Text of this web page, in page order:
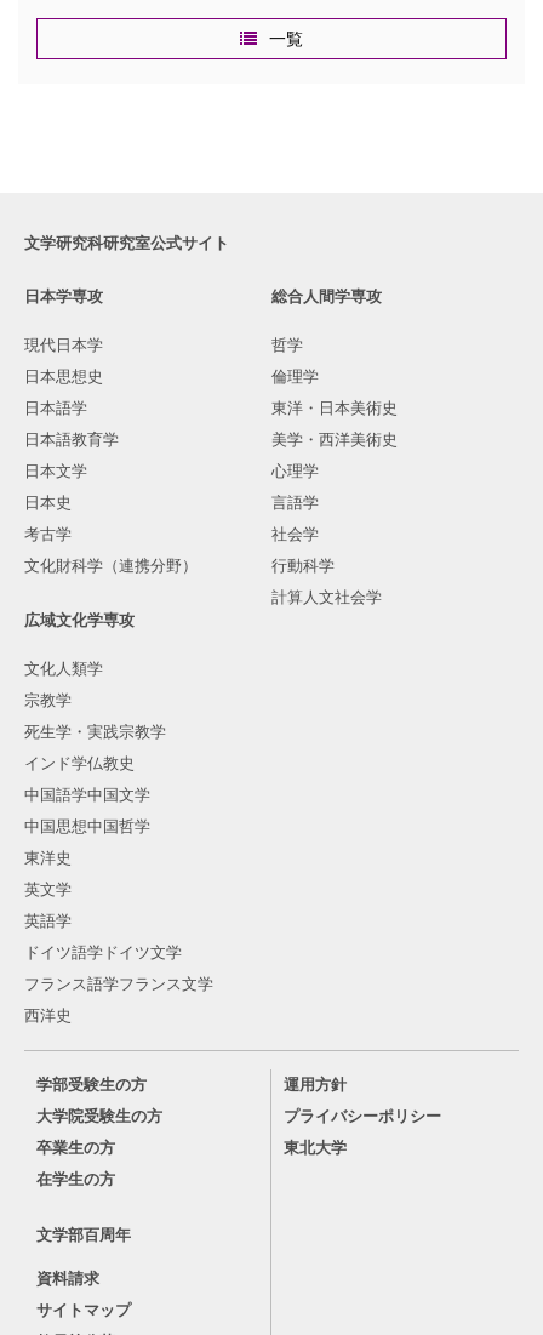
一覧
文学研究科研究室公式サイト
日本学専攻
現代日本学
日本思想史
日本語学
日本語教育学
日本文学
日本史
考古学
文化財科学（連携分野）
総合人間学専攻
哲学
倫理学
東洋・日本美術史
美学・西洋美術史
心理学
言語学
社会学
行動科学
計算人文社会学
広域文化学専攻
文化人類学
宗教学
死生学・実践宗教学
インド学仏教史
中国語学中国文学
中国思想中国哲学
東洋史
英文学
英語学
ドイツ語学ドイツ文学
フランス語学フランス文学
西洋史
学部受験生の方
大学院受験生の方
卒業生の方
在学生の方
文学部百周年
資料請求
サイトマップ
運用方針
プライバシーポリシー
東北大学